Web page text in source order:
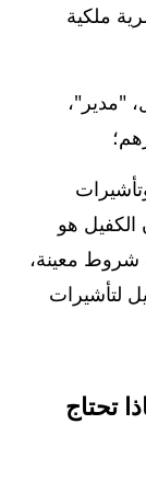
ملكية
"مدير"،
هو
شروط معينة،
لتأشيرات
تحتاج